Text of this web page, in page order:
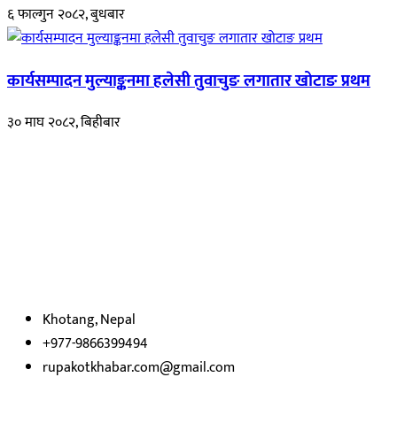
६ फाल्गुन २०८२, बुधबार
कार्यसम्पादन मुल्याङ्कनमा हलेसी तुवाचुङ लगातार खोटाङ प्रथम
३० माघ २०८२, बिहीबार
Khotang, Nepal
+977-9866399494
rupakotkhabar.com@gmail.com